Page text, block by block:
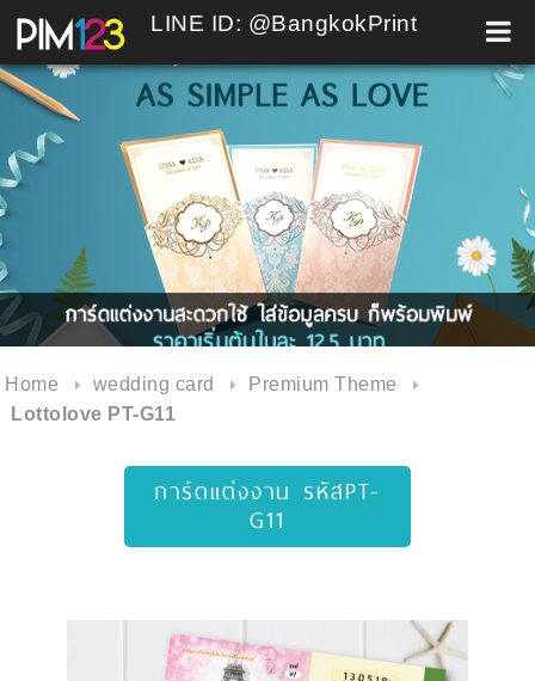
Skip
to
content
LINE ID: @BangkokPrint
Home wedding card
Premium Theme
Lottolove PT-G11
การ์ดแต่งงาน รหัสPT-
G11